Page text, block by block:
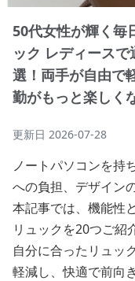
50代女性が輝く毎
ック レディース
選！両手が自由で
勤がもっと楽しく
更新日 2026-07-28
ノートパソコンを持
への負担、デザイン
本記事では、機能性
リュックを20つご紹
自分に合ったリュッ
軽減し、快適で前向